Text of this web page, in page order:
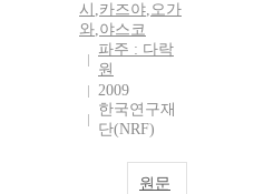
시 ,카즈야,오가
와,야스코
파주 : 다락
원
2009
한국연구재
단(NRF)
원문